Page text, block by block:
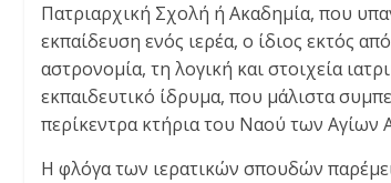
Πατριαρχική Σχολή ή Ακαδημία, που
εκπαίδευση ενός ιερέα, ο ίδιος εκτός
αστρονομία, τη λογική και στοιχεία
εκπαιδευτικό ίδρυμα, που μάλιστα
περίκεντρα κτήρια του Ναού των Αγίων
Η φλόγα των ιερατικών σπουδών